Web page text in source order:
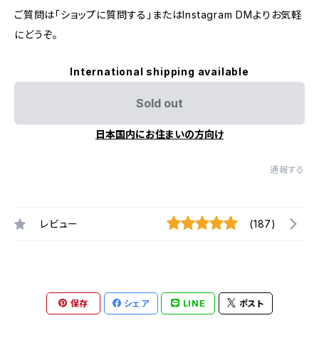
ご質問は「ショップに質問する」またはInstagram DMよりお気軽
にどうぞ。
International shipping available
Sold out
日本国内にお住まいの方向け
通報する
レビュー (187)
保存 シェア LINE ポスト